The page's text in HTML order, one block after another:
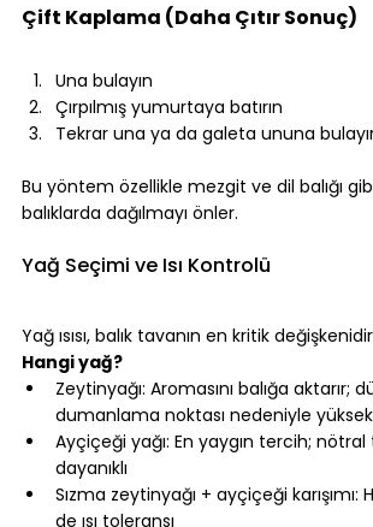
Çift Kaplama (Daha Çıtır Sonuç)
Una bulayın
Çırpılmış yumurtaya batırın
Tekrar una ya da galeta ununa
Bu yöntem özellikle mezgit ve dil balığı
balıklarda dağılmayı önler.
Yağ Seçimi ve Isı Kontrolü
Yağ ısısı, balık tavanın en kritik
Hangi yağ?
Zeytinyağı: Aromasını balığa aktarır;
dumanlama noktası nedeniyle yüksek
Ayçiçeği yağı: En yaygın tercih; nötral
dayanıklı
Sızma zeytinyağı + ayçiçeği
de ısı toleransı